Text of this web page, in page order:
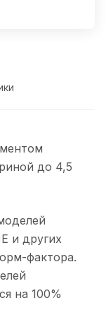
до 4,5
и других
фактора.
на 100%